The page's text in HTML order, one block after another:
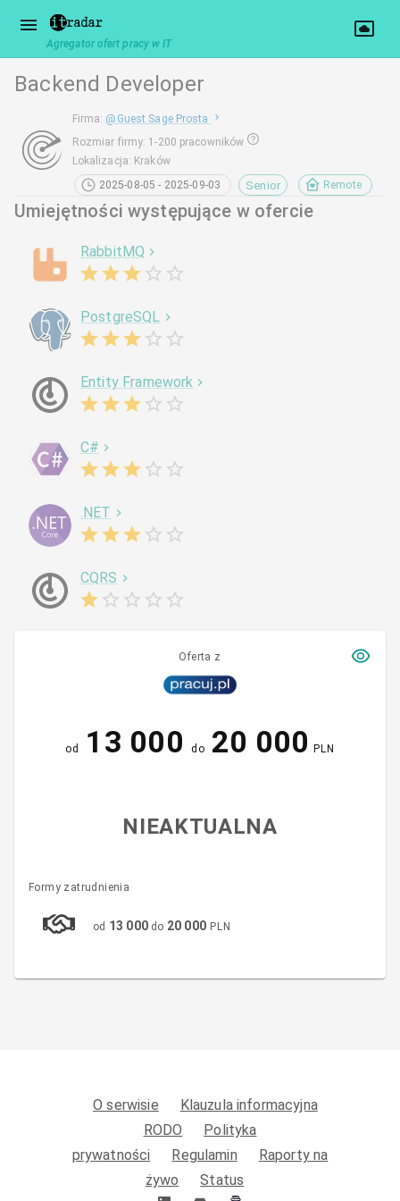
Agregator ofert pracy w IT
Backend Developer
Firma: @ Guest Sage Prosta
Rozmiar firmy: 1-200 pracowników
Lokalizacja: Kraków
2025-08-05 - 2025-09-03
Senior Remote
Umiejętności występujące w ofercie
RabbitMQ
PostgreSQL
Entity Framework
C#
.NET
CQRS
Oferta z
od 13 000 do 20 000 PLN
NIEAKTUALNA
Formy zatrudnienia
od 13 000 do 20 000 PLN
O serwisie
Klauzula informacyjna
RODO
Polityka
prywatności
Regulamin
Raporty na
żywo
Status